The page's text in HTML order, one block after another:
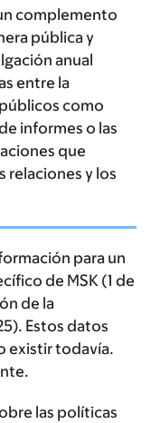
complemento
pública y
anual
entre la
como
informes o las
que
relaciones y los
para un
de MSK (1 de
de la
Estos datos
existir todavía.
las políticas